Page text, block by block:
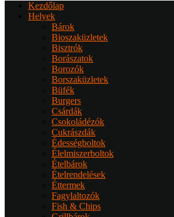
Kezdőlap
Helyek
Bárok
Bioszaküzletek
Bisztrók
Borászatok
Borozók
Borszaküzletek
Büfék
Burgers
Csárdák
Csokoládézók
Cukrászdák
Édességboltok
Élelmiszerboltok
Ételbárok
Ételrendelések
Éttermek
Fagylaltozók
Fish & Chips